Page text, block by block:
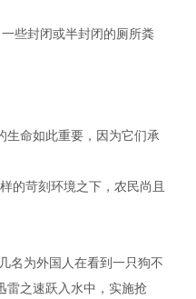
些封闭或半封闭的厕所粪
生命如此重要，因为它们承
的苛刻环境之下，农民尚且
名为外国人在看到一只狗不
雷之速跃入水中，实施抢